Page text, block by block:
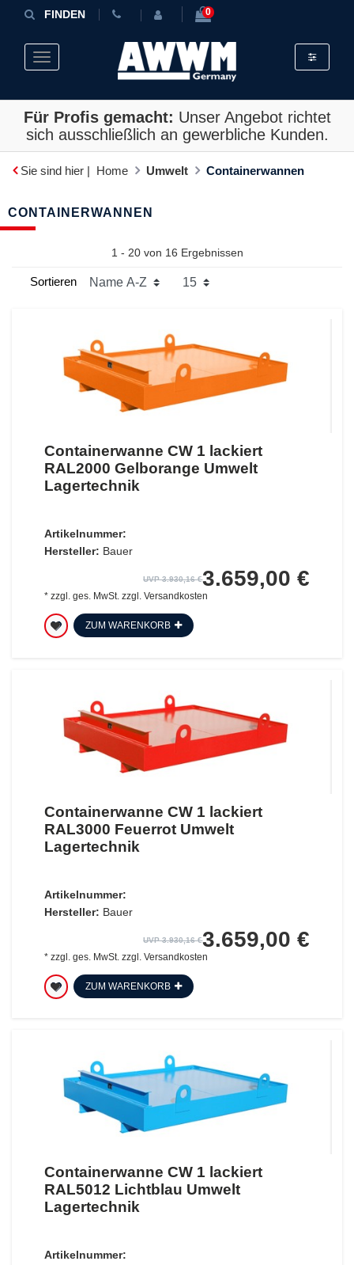
FINDEN 0
Toggle navigation Toggle
Für Profis gemacht: Unser Angebot richtet
sich ausschließlich an gewerbliche Kunden.
Sie sind hier | Home Umwelt Containerwannen
CONTAINERWANNEN
1 - 20 von 16 Ergebnissen
Sortieren
Containerwanne CW 1 lackiert
RAL2000 Gelborange Umwelt
Lagertechnik
Artikelnummer:
Hersteller: Bauer
UVP 3.930,16 €3.659,00 €
* zzgl. ges. MwSt.zzgl. Versandkosten
ZUM WARENKORB
Containerwanne CW 1 lackiert
RAL3000 Feuerrot Umwelt
Lagertechnik
Artikelnummer:
Hersteller: Bauer
UVP 3.930,16 €3.659,00 €
* zzgl. ges. MwSt. zzgl. Versandkosten
ZUM WARENKORB
Containerwanne CW 1 lackiert
RAL5012 Lichtblau Umwelt
Lagertechnik
Artikelnummer: